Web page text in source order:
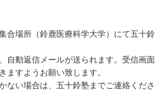
合場所（鈴鹿医療科学大学）にて五十
自動返信メールが送られます。受信画
ますようお願い致します。
ない場合は、五十鈴塾までご連絡くださ